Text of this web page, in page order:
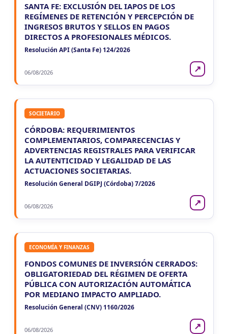
SANTA FE: EXCLUSIÓN DEL IAPOS DE LOS
REGÍMENES DE RETENCIÓN Y PERCEPCIÓN DE
INGRESOS BRUTOS Y SELLOS EN PAGOS
DIRECTOS A PROFESIONALES MÉDICOS.
Resolución API (Santa Fe) 124/2026
06/08/2026 ↗
SOCIETARIO
CÓRDOBA: REQUERIMIENTOS
COMPLEMENTARIOS, COMPARECENCIAS Y
ADVERTENCIAS REGISTRALES PARA VERIFICAR
LA AUTENTICIDAD Y LEGALIDAD DE LAS
ACTUACIONES SOCIETARIAS.
Resolución General DGIPJ (Córdoba) 7/2026
06/08/2026 ↗
ECONOMÍA Y FINANZAS
FONDOS COMUNES DE INVERSIÓN CERRADOS:
OBLIGATORIEDAD DEL RÉGIMEN DE OFERTA
PÚBLICA CON AUTORIZACIÓN AUTOMÁTICA
POR MEDIANO IMPACTO AMPLIADO.
Resolución General (CNV) 1160/2026
06/08/2026 ↗